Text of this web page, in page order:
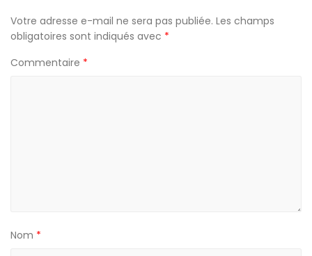
Votre adresse e-mail ne sera pas publiée. Les champs
obligatoires sont indiqués avec *
Commentaire *
Nom *